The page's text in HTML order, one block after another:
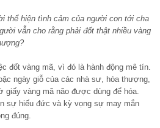
thể hiện tình cảm của người con tới cha
vẫn cho rằng phải đốt thật nhiều vàng
đốt vàng mã, vì đó là hành động mê tín.
ngày giỗ của các nhà sư, hòa thượng,
giấy vàng mã não được dùng để hóa.
sự hiếu đức và kỳ vọng sự may mắn
đúng.